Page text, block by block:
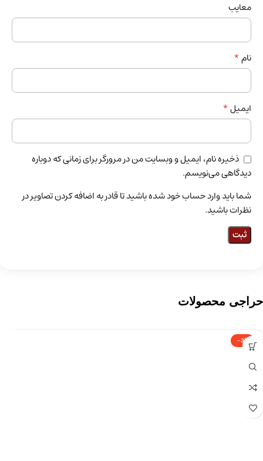
معایب
نام*
ایمیل*
ذخیره نام، ایمیل و وبسایت من در مرورگر برای زمانی که دوباره
دیدگاهی می‌نویسم.
شما باید وارد حساب خود شده باشید تا قادر به اضافه کردن تصاویر در
نظرات باشید.
حراجی محصولات
-3%